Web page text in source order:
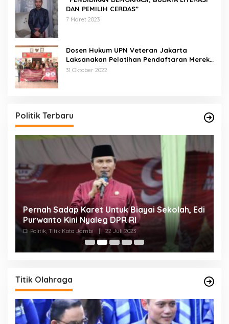
DAN PEMILIH CERDAS”
7 Maret 2023
Dosen Hukum UPN Veteran Jakarta
Laksanakan Pelatihan Pendaftaran Merek
di Desa Jatisura Kabupaten Indramayu
31 Oktober 2022
Politik Terbaru
Pernah Sadap Karet Untuk Biayai Sekolah, Edi
Purwanto Kini Nyaleg DPR RI
Di Politik, Titik Kota Jambi | 22 Juli 2023
Titik Olahraga